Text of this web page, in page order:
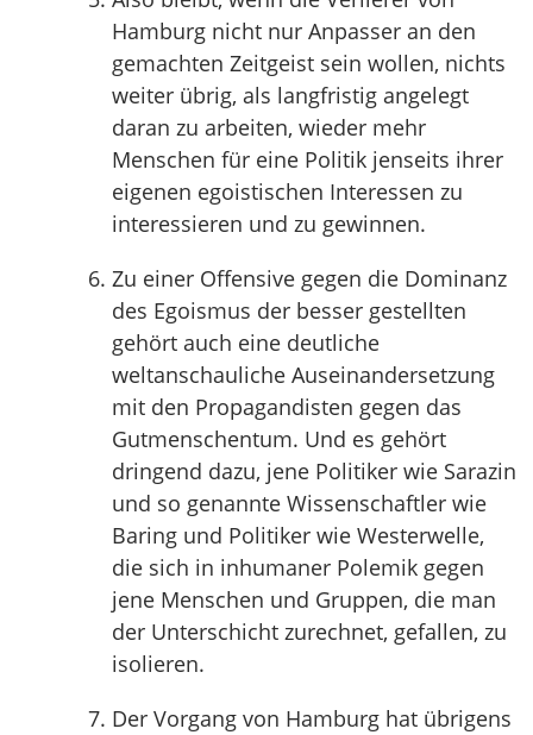
Hamburg nicht nur Anpasser an den
gemachten Zeitgeist sein wollen, nichts
weiter übrig, als langfristig angelegt
daran zu arbeiten, wieder mehr
Menschen für eine Politik jenseits ihrer
eigenen egoistischen Interessen zu
interessieren und zu gewinnen.
Zu einer Offensive gegen die Dominanz
des Egoismus der besser gestellten
gehört auch eine deutliche
weltanschauliche Auseinandersetzung
mit den Propagandisten gegen das
Gutmenschentum. Und es gehört
dringend dazu, jene Politiker wie Sarazin
und so genannte Wissenschaftler wie
Baring und Politiker wie Westerwelle,
die sich in inhumaner Polemik gegen
jene Menschen und Gruppen, die man
der Unterschicht zurechnet, gefallen, zu
isolieren.
Der Vorgang von Hamburg hat übrigens